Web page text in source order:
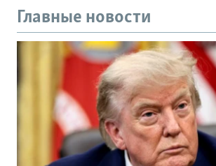
Главные новости